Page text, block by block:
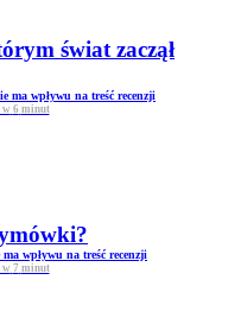
świat zaczął
ma wpływu na treść recenzji
w 6 minut
wpływu na treść recenzji
w 7 minut